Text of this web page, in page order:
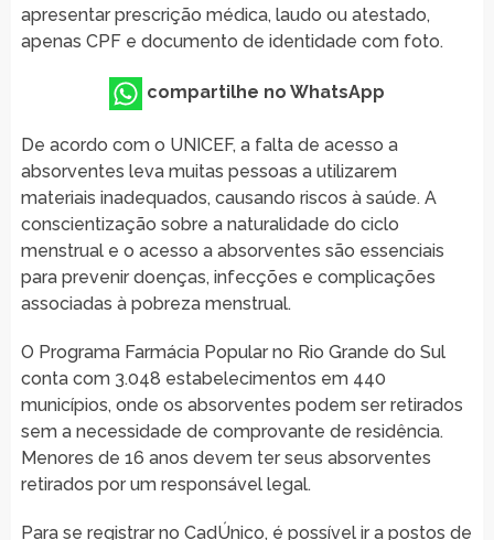
apresentar prescrição médica, laudo ou atestado,
apenas CPF e documento de identidade com foto.
compartilhe no WhatsApp
De acordo com o UNICEF, a falta de acesso a
absorventes leva muitas pessoas a utilizarem
materiais inadequados, causando riscos à saúde. A
conscientização sobre a naturalidade do ciclo
menstrual e o acesso a absorventes são essenciais
para prevenir doenças, infecções e complicações
associadas à pobreza menstrual.
O Programa Farmácia Popular no Rio Grande do Sul
conta com 3.048 estabelecimentos em 440
municípios, onde os absorventes podem ser retirados
sem a necessidade de comprovante de residência.
Menores de 16 anos devem ter seus absorventes
retirados por um responsável legal.
Para se registrar no CadÚnico, é possível ir a postos de